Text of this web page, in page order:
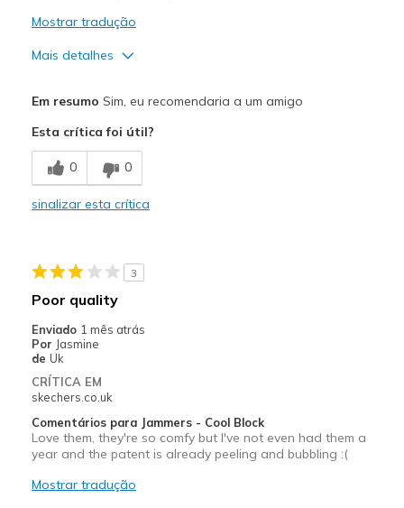
Mostrar tradução
Mais detalhes
Comfortable
Melhores utilizações
Casual Wear
Sizing
View On Shoes
Em resumo Sim, eu recomendaria a um amigo
Esta crítica foi útil?
0 0
sinalizar esta crítica
3
Poor quality
Enviado 1 mês atrás
Por Jasmine
de Uk
CRÍTICA EM
skechers.co.uk
Comentários para Jammers - Cool Block
Love them, they're so comfy but I've not even had them a
year and the patent is already peeling and bubbling :(
Mostrar tradução